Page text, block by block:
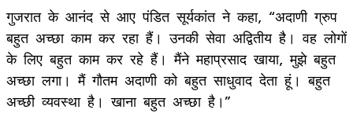
गुजरात के आनंद से आए पंडित सूर्यकांत ने कहा, “अदाणी ग्रुप
बहुत अच्छा काम कर रहा हैं। उनकी सेवा अद्वितीय है। वह लोगों
के लिए बहुत काम कर रहे हैं। मैंने महाप्रसाद खाया, मुझे बहुत
अच्छा लगा। मैं गौतम अदाणी को बहुत साधुवाद देता हूं। बहुत
अच्छी व्यवस्था है। खाना बहुत अच्छा है।”